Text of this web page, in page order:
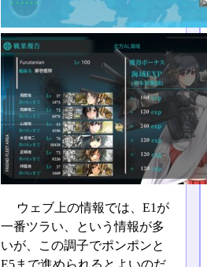
ウェブ上の情報では、E1が
一番ツラい、という情報が多
いが、この調子でポンポンと
E5まで進められるとよいのだ